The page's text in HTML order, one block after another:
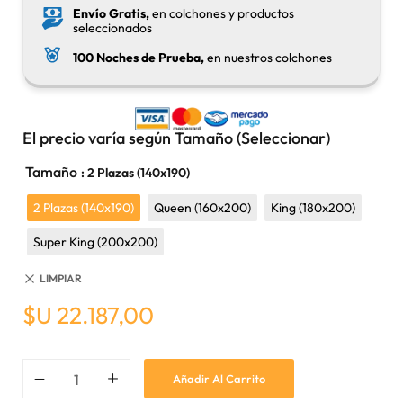
Envío Gratis,en colchones y productos
seleccionados
100 Noches de Prueba,en nuestros colchones
El precio varía según Tamaño (Seleccionar)
Tamaño : 2 Plazas (140x190)
2 Plazas (140x190) Queen (160x200) King (180x200)
Super King (200x200)
LIMPIAR
$U 22.187,00
Añadir Al Carrito